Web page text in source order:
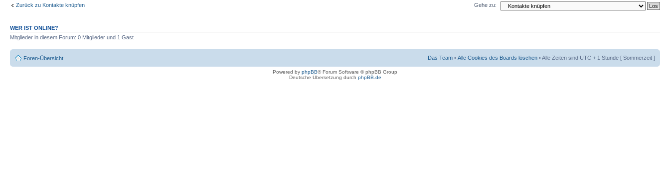
Zurück zu Kontakte knüpfen Gehe zu:
WER IST ONLINE?
Mitglieder in diesem Forum: 0 Mitglieder und 1 Gast
Foren-Übersicht Das Team • Alle Cookies des Boards löschen • Alle Zeiten sind UTC + 1 Stunde [ Sommerzeit ]
Powered by phpBB® Forum Software © phpBB Group
Deutsche Übersetzung durch phpBB.de